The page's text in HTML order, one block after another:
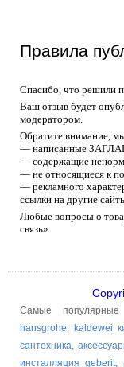
Правила
Спасибо, что решили
Ваш отзыв будет
модератором.
Обратите внимание,
— написанные
— содержащие
— не относящиеся к
— рекламного
ссылки на другие
Любые вопросы о
связь».
Самые
hansgrohe, kaldewei
сантехника,
инсталляция geberit,